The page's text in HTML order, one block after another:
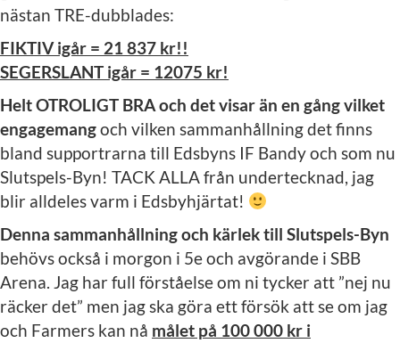
nästan TRE-dubblades:
FIKTIV igår = 21 837 kr!!
SEGERSLANT igår = 12075 kr!
Helt OTROLIGT BRA och det visar än en gång vilket
engagemangoch vilken sammanhållning det finns
bland supportrarna till Edsbyns IF Bandy och som nu
Slutspels-Byn! TACK ALLA från undertecknad, jag
blir alldeles varm i Edsbyhjärtat!
Denna sammanhållning och kärlek till Slutspels-Byn
behövs också i morgon i 5e och avgörande i SBB
Arena. Jag har full förståelse om ni tycker att ”nej nu
räcker det” men jag ska göra ett försök att se om jag
och Farmers kan nå målet på 100 000 kr i